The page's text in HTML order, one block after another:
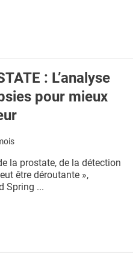
: L’analyse
pour mieux
la prostate, de la détection
être déroutante »,
Spring ...